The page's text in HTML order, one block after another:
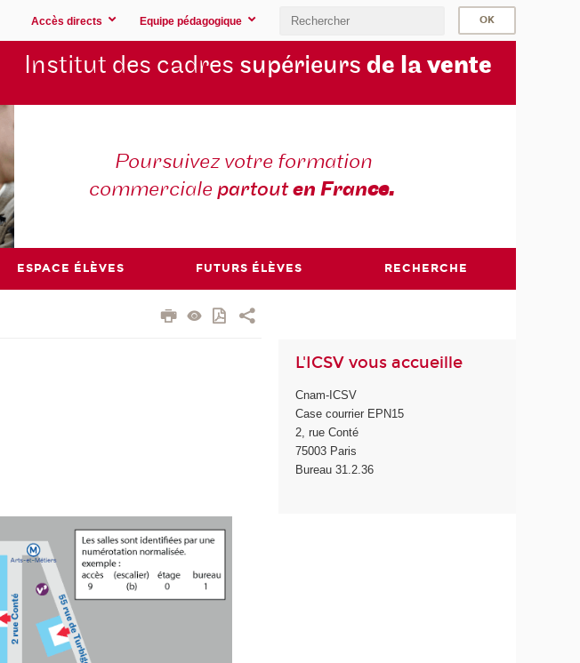
Accès directs Equipe pédagogique
Institut des cadres supérieurs de lavente
Poursuivez votre formation
commercialepartouten France.
ESPACE ÉLÈVES FUTURS ÉLÈVES RECHERCHE
L'ICSV vous accueille
Cnam-ICSV
Case courrier EPN15
2, rue Conté
75003 Paris
Bureau 31.2.36